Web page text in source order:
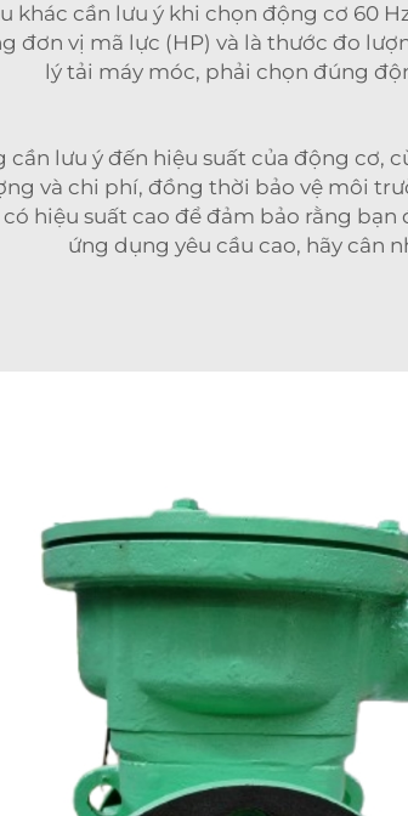
khác cần lưu ý khi chọn động cơ 60
đơn vị mã lực (HP) và là thước đo
lý tải máy móc, phải chọn đúng
cần lưu ý đến hiệu suất của động cơ,
và chi phí, đồng thời bảo vệ môi
hiệu suất cao để đảm bảo rằng
ứng dụng yêu cầu cao, hãy cân